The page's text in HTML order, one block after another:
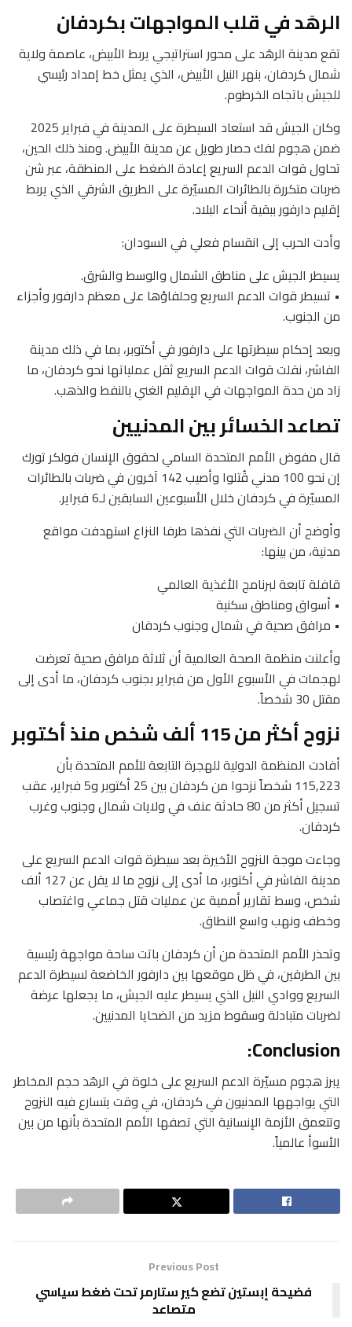
الرهَد في قلب المواجهات بكردفان
تقع مدينة الرهَد على محور استراتيجي يربط الأبيض، عاصمة ولاية
شمال كردفان، بنهر النيل الأبيض، الذي يمثل خط إمداد رئيسي
للجيش باتجاه الخرطوم.
وكان الجيش قد استعاد السيطرة على المدينة في فبراير 2025
ضمن هجوم لفك حصار طويل عن مدينة الأبيض. ومنذ ذلك الحين،
تحاول قوات الدعم السريع إعادة الضغط على المنطقة، عبر شن
ضربات متكررة بالطائرات المسيّرة على الطريق الشرقي الذي يربط
إقليم دارفور ببقية أنحاء البلاد.
وأدت الحرب إلى انقسام فعلي في السودان:
يسيطر الجيش على مناطق الشمال والوسط والشرق.
• تسيطر قوات الدعم السريع وحلفاؤها على معظم دارفور وأجزاء
من الجنوب.
وبعد إحكام سيطرتها على دارفور في أكتوبر، بما في ذلك مدينة
الفاشر، نقلت قوات الدعم السريع ثقل عملياتها نحو كردفان، ما
زاد من حدة المواجهات في الإقليم الغني بالنفط والذهب.
تصاعد الخسائر بين المدنيين
قال مفوض الأمم المتحدة السامي لحقوق الإنسان فولكر تورك
إن نحو 100 مدني قُتلوا وأصيب 142 آخرون في ضربات بالطائرات
المسيّرة في كردفان خلال الأسبوعين السابقين لـ6 فبراير.
وأوضح أن الضربات التي نفذها طرفا النزاع استهدفت مواقع
مدنية، من بينها:
قافلة تابعة لبرنامج الأغذية العالمي
• أسواق ومناطق سكنية
• مرافق صحية في شمال وجنوب كردفان
وأعلنت منظمة الصحة العالمية أن ثلاثة مرافق صحية تعرضت
لهجمات في الأسبوع الأول من فبراير بجنوب كردفان، ما أدى إلى
مقتل 30 شخصاً.
نزوح أكثر من 115 ألف شخص منذ أكتوبر
أفادت المنظمة الدولية للهجرة التابعة للأمم المتحدة بأن
115,223 شخصاً نزحوا من كردفان بين 25 أكتوبر و5 فبراير، عقب
تسجيل أكثر من 80 حادثة عنف في ولايات شمال وجنوب وغرب
كردفان.
وجاءت موجة النزوح الأخيرة بعد سيطرة قوات الدعم السريع على
مدينة الفاشر في أكتوبر، ما أدى إلى نزوح ما لا يقل عن 127 ألف
شخص، وسط تقارير أممية عن عمليات قتل جماعي واغتصاب
وخطف ونهب واسع النطاق.
وتحذر الأمم المتحدة من أن كردفان باتت ساحة مواجهة رئيسية
بين الطرفين، في ظل موقعها بين دارفور الخاضعة لسيطرة الدعم
السريع ووادي النيل الذي يسيطر عليه الجيش، ما يجعلها عرضة
لضربات متبادلة وسقوط مزيد من الضحايا المدنيين.
Conclusion:
يبرز هجوم مسيّرة الدعم السريع على خلوة في الرهَد حجم المخاطر
التي يواجهها المدنيون في كردفان، في وقت يتسارع فيه النزوح
وتتعمق الأزمة الإنسانية التي تصفها الأمم المتحدة بأنها من بين
الأسوأ عالمياً.
Previous Post
فضيحة إبستين تضع كير ستارمر تحت ضغط سياسي
متصاعد